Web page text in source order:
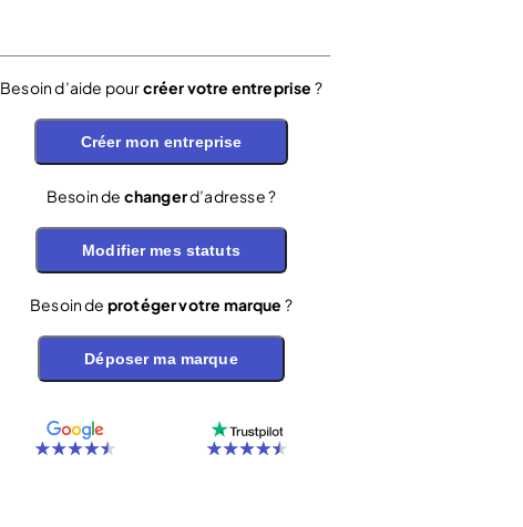
Besoin d’aide pourcréer votre entreprise ?
Créer mon entreprise
Besoin de changerd’adresse ?
Modifier mes statuts
Besoin de protéger votre marque ?
Déposer ma marque